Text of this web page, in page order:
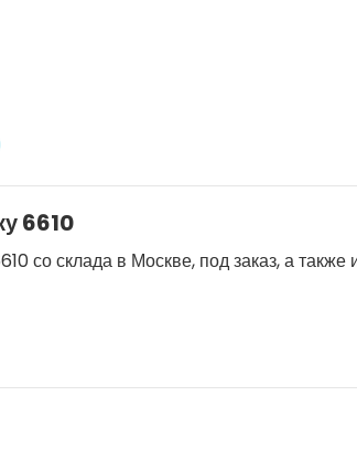
6610
со склада в Москве, под заказ, а также